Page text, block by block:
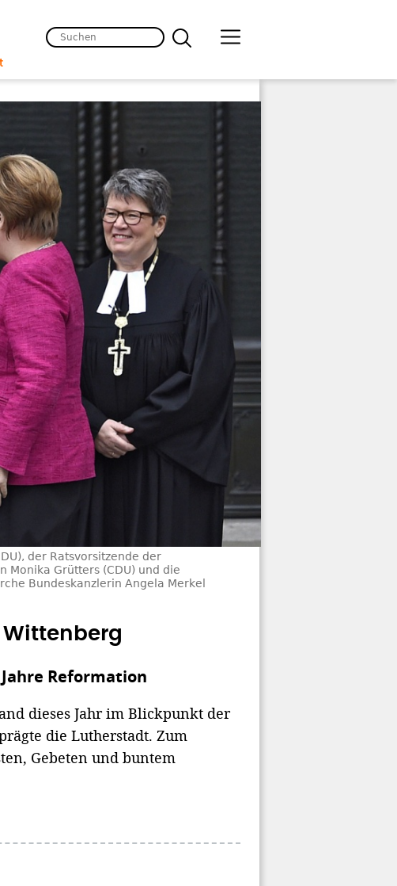
der Ratsvorsitzende der
Monika Grütters (CDU) und die
Bundeskanzlerin Angela Merkel
Reformation
dieses Jahr im Blickpunkt der
die Lutherstadt. Zum
Gebeten und buntem